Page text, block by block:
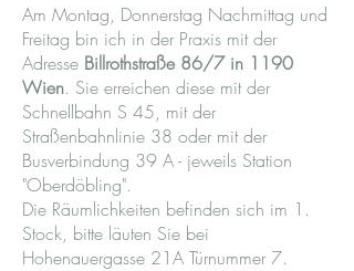
Am Montag, Donnerstag Nachmittag und
Freitag bin ich in der Praxis mit der
Adresse Billrothstraße 86/7 in 1190
Wien. Sie erreichen diese mit der
Schnellbahn S 45, mit der
Straßenbahnlinie 38 oder mit der
Busverbindung 39 A - jeweils Station
"Oberdöbling".
Die Räumlichkeiten befinden sich im 1.
Stock, bitte läuten Sie bei
Hohenauergasse 21A Türnummer 7.